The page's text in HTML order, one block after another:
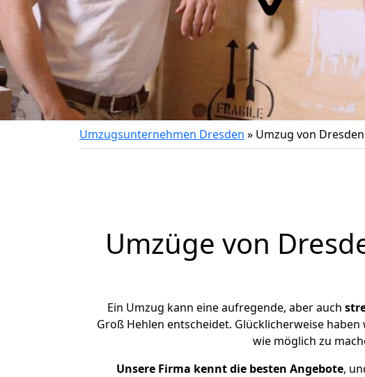
Umzugsunternehmen Dresden » Umzug von
Umzüge von
Ein Umzug kann eine aufregende, aber auch
Groß Hehlen entscheidet. Glücklicherweise
wie möglich zu
Unsere Firma kennt die besten Angebote,